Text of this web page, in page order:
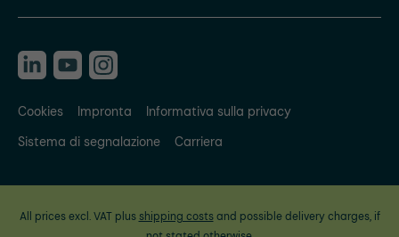
Cookies Impronta
Informativa sulla privacy
Sistema di segnalazione
Carriera
All prices excl. VAT plus shipping costsand possible delivery charges, if